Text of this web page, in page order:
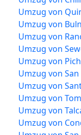
Umzug von
Umzug von
Umzug von
Umzug von
Umzug von
Umzug von
Umzug von
Umzug von
Umzug von
Umzug von